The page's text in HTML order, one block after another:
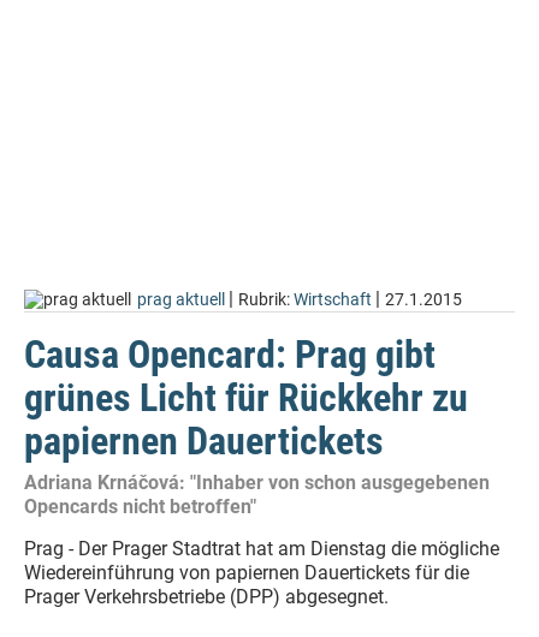
prag aktuell | Rubrik:Wirtschaft | 27.1.2015
Causa Opencard: Prag gibt
grünes Licht für Rückkehr zu
papiernen Dauertickets
Adriana Krnáčová: "Inhaber von schon ausgegebenen
Opencards nicht betroffen"
Prag - Der Prager Stadtrat hat am Dienstag die mögliche
Wiedereinführung von papiernen Dauertickets für die
Prager Verkehrsbetriebe (DPP) abgesegnet.